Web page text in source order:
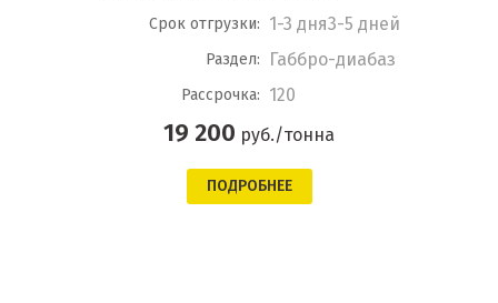
Срок отгрузки: 1-3 дня3-5 дней
Раздел: Габбро-диабаз
Рассрочка: 120
19 200 руб./тонна
ПОДРОБНЕЕ